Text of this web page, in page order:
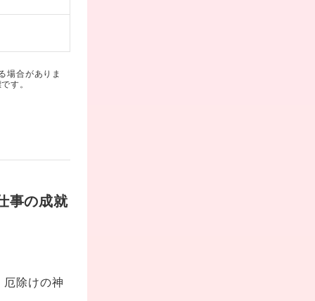
場合がありま
す。
事の成就
厄除けの神